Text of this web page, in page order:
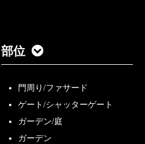
部位
門周り/ファサード
ゲート/シャッターゲート
ガーデン/庭
ガーデン